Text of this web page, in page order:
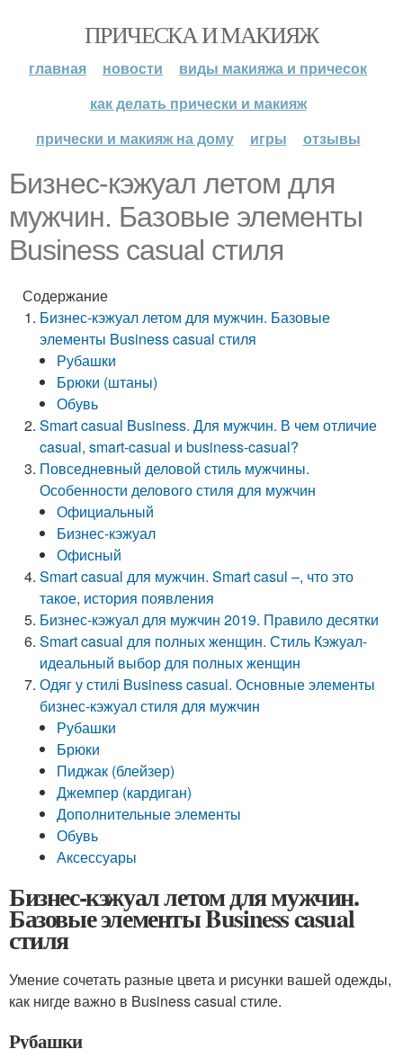
ПРИЧЕСКА И МАКИЯЖ
главная новости
виды макияжа и причесок
как делать прически и макияж
прически и макияж на дому
игры отзывы
Бизнес-кэжуал летом для
мужчин. Базовые элементы
Business casual стиля
Содержание
Бизнес-кэжуал летом для мужчин. Базовые
элементы Business casual стиля
Рубашки
Брюки (штаны)
Обувь
Smart casual Business. Для мужчин. В чем отличие
casual, smart-casual и business-casual?
Повседневный деловой стиль мужчины.
Особенности делового стиля для мужчин
Официальный
Бизнес-кэжуал
Офисный
Smart casual для мужчин. Smart casul –, что это
такое, история появления
Бизнес-кэжуал для мужчин 2019. Правило десятки
Smart casual для полных женщин. Стиль Кэжуал-
идеальный выбор для полных женщин
Одяг у стилі Business casual. Основные элементы
бизнес-кэжуал стиля для мужчин
Рубашки
Брюки
Пиджак (блейзер)
Джемпер (кардиган)
Дополнительные элементы
Обувь
Аксессуары
Бизнес-кэжуал летом для мужчин.
Базовые элементы Business casual
стиля
Умение сочетать разные цвета и рисунки вашей одежды,
как нигде важно в Business casual стиле.
Рубашки